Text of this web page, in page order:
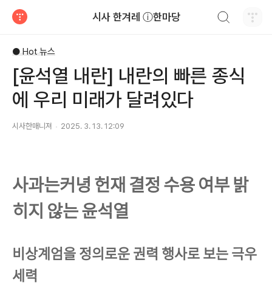
시사 한겨레 ⓘ한마당
● Hot 뉴스
[윤석열 내란] 내란의 빠른 종식
에 우리 미래가 달려있다
시사한매니져 2025. 3. 13. 12:09
사과는커녕 헌재 결정 수용 여부 밝
히지 않는 윤석열
비상계엄을 정의로운 권력 행사로 보는 극우
세력